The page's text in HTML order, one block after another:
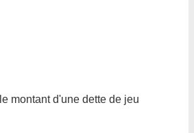
montant d'une dette de jeu